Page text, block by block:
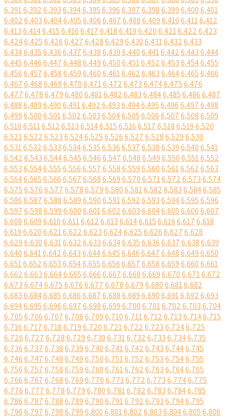
6,3916,3926,3936,3946,3956,3966,3976,3986,3996,4006,401
6,4026,4036,4046,4056,4066,4076,4086,4096,4106,4116,412
6,4136,4146,4156,4166,4176,4186,4196,4206,4216,4226,423
6,4246,4256,4266,4276,4286,4296,4306,4316,4326,433
6,4346,4356,4366,4376,4386,4396,4406,4416,4426,4436,444
6,4456,4466,4476,4486,4496,4506,4516,4526,4536,4546,455
6,4566,4576,4586,4596,4606,4616,4626,4636,4646,4656,466
6,4676,4686,4696,4706,4716,4726,4736,4746,4756,476
6,4776,4786,4796,4806,4816,4826,4836,4846,4856,4866,487
6,4886,4896,4906,4916,4926,4936,4946,4956,4966,4976,498
6,4996,5006,5016,5026,5036,5046,5056,5066,5076,5086,509
6,5106,5116,5126,5136,5146,5156,5166,5176,5186,5196,520
6,5216,5226,5236,5246,5256,5266,5276,5286,5296,530
6,5316,5326,5336,5346,5356,5366,5376,5386,5396,5406,541
6,5426,5436,5446,5456,5466,5476,5486,5496,5506,5516,552
6,5536,5546,5556,5566,5576,5586,5596,5606,5616,5626,563
6,5646,5656,5666,5676,5686,5696,5706,5716,5726,5736,574
6,5756,5766,5776,5786,5796,5806,5816,5826,5836,5846,585
6,5866,5876,5886,5896,5906,5916,5926,5936,5946,5956,596
6,5976,5986,5996,6006,6016,6026,6036,6046,6056,6066,607
6,6086,6096,6106,6116,6126,6136,6146,6156,6166,6176,618
6,6196,6206,6216,6226,6236,6246,6256,6266,6276,628
6,6296,6306,6316,6326,6336,6346,6356,6366,6376,6386,639
6,6406,6416,6426,6436,6446,6456,6466,6476,6486,6496,650
6,6516,6526,6536,6546,6556,6566,6576,6586,6596,6606,661
6,6626,6636,6646,6656,6666,6676,6686,6696,6706,6716,672
6,6736,6746,6756,6766,6776,6786,6796,6806,6816,682
6,6836,6846,6856,6866,6876,6886,6896,6906,6916,6926,693
6,6946,6956,6966,6976,6986,6996,7006,7016,7026,7036,704
6,7056,7066,7076,7086,7096,7106,7116,7126,7136,7146,715
6,7166,7176,7186,7196,7206,7216,7226,7236,7246,725
6,7266,7276,7286,7296,7306,7316,7326,7336,7346,735
6,7366,7376,7386,7396,7406,7416,7426,7436,7446,745
6,7466,7476,7486,7496,7506,7516,7526,7536,7546,755
6,7566,7576,7586,7596,7606,7616,7626,7636,7646,765
6,7666,7676,7686,7696,7706,7716,7726,7736,7746,775
6,7766,7776,7786,7796,7806,7816,7826,7836,7846,785
6,7866,7876,7886,7896,7906,7916,7926,7936,7946,795
6,7966,7976,7986,7996,8006,8016,8026,8036,8046,8056,806